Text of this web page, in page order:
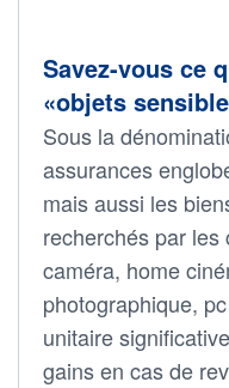
Savez-vous ce
«objets
Sous la
assurances
mais aussi les
recherchés par
caméra, home
photographique,
unitaire
gains en cas de